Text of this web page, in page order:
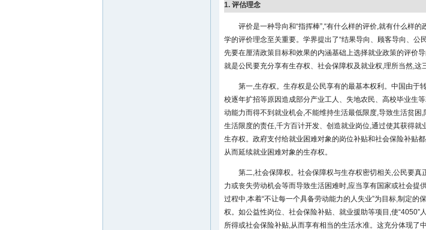
1. 评估理念
评价是一种导向和“指挥棒”,“有什么样的评价,就有什么样的
学的评价理念至关重要。学界提出了“结果导向、顾客导向、公
先要在厘清政策目标和效果的内涵基础上选择就业政策的评价
就是公民要充分享有生存权、社会保障权及就业权,理所当然,这
第一,生存权。生存权是公民享有的最基本权利。中国由于
校逐年扩招等原因造成部分产业工人、失地农民、高校毕业生
动能力而得不到就业机会,不能维持生活最低限度,导致生活贫
生活限度的责任,千方百计开发、创造就业岗位,通过使其获得
生存权。政府支付给就业困难对象的岗位补贴和社会保险补贴
从而延续就业困难对象的生存权。
第二,社会保障权。社会保障权与生存权密切相关,公民要
力或丧失劳动机会等而导致生活困难时,应当享有国家或社会提
过程中,本着“不让每一个具备劳动能力的人失业”为目标,制定
权。如公益性岗位、社会保险补贴、就业援助等项目,使
所得或社会保险补贴,从而享有相当的生活水准。这充分体现了